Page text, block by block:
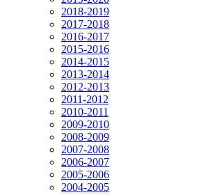
2018-2019
2017-2018
2016-2017
2015-2016
2014-2015
2013-2014
2012-2013
2011-2012
2010-2011
2009-2010
2008-2009
2007-2008
2006-2007
2005-2006
2004-2005